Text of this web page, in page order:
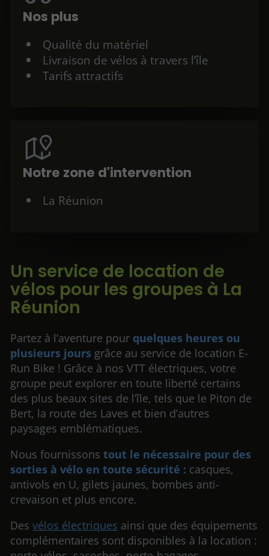
Nos plus
Qualité du matériel
Livraison de vélos à travers l’île
Tarifs attractifs
Notre zone d'intervention
La Réunion
Un service de location de
vélos pour les groupes à La
Réunion
Partez à l’aventure pour quelques heures ou
plusieurs jours grâce au service de location E-
Run Bike ! Grâce à nos VTT électriques, votre
groupe peut explorer en toute liberté certains
des plus beaux sites de l’île, tels que le Piton de
Bert, la route des Laves et bien d’autres
paysages emblématiques.
Nous fournissonstout le nécessaire pour des
sorties à vélo en toute sécurité : casques,
antivols en U, gilets jaunes, bombes anti-
crevaison et plus encore.
Desvélos électriques ainsi que des équipements
complémentaires sont disponibles à la location :